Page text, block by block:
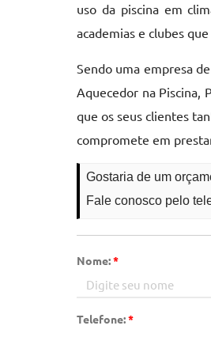
uso da piscina em
academias e clubes
Sendo uma empresa
Aquecedor na Piscina,
que os seus clientes
compromete em
Gostaria de um
Fale conosco pelo
Nome:*
Telefone:*